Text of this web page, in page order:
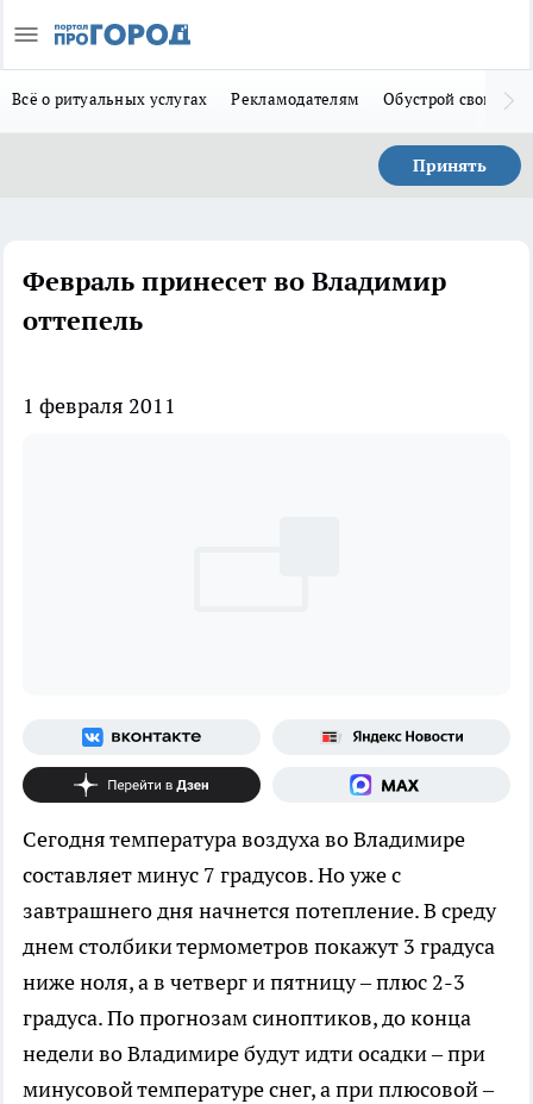
Всё о ритуальных услугах Рекламодателям Обустрой свой дом
Принять
Февраль принесет во Владимир
оттепель
1 февраля 2011
Сегодня температура воздуха во Владимире
составляет минус 7 градусов. Но уже с
завтрашнего дня начнется потепление. В среду
днем столбики термометров покажут 3 градуса
ниже ноля, а в четверг и пятницу – плюс 2-3
градуса. По прогнозам синоптиков, до конца
недели во Владимире будут идти осадки – при
минусовой температуре снег, а при плюсовой –